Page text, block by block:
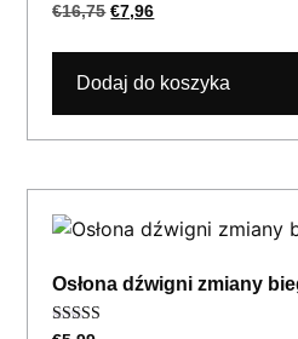
€16,75 €7,96
Dodaj do koszyka
Osłona dźwigni zmiany